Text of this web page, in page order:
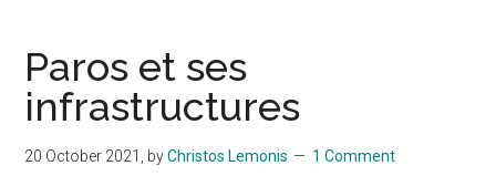
Paros et ses
infrastructures
20 October 2021 , byChristos Lemonis 1 Comment